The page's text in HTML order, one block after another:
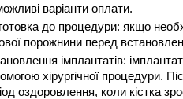
варіанти оплати.
до процедури: якщо
порожнини перед
імплантатів:
хірургічної процедури.
оздоровлення, коли кістка